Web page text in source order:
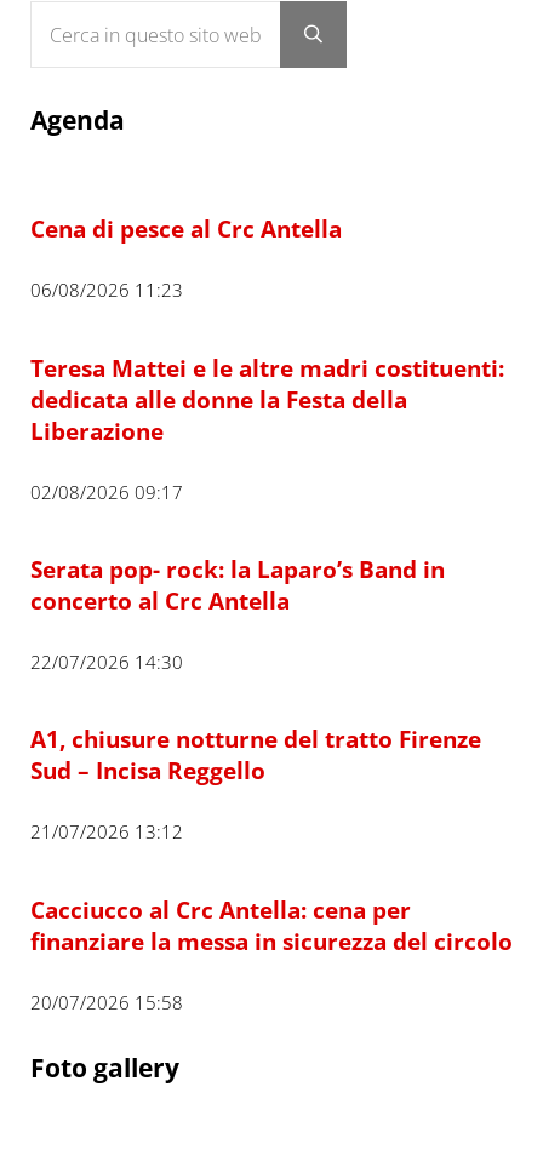
Submit search
Agenda
Cena di pesce al Crc Antella
06/08/2026 11:23
Teresa Mattei e le altre madri costituenti:
dedicata alle donne la Festa della
Liberazione
02/08/2026 09:17
Serata pop- rock: la Laparo’s Band in
concerto al Crc Antella
22/07/2026 14:30
A1, chiusure notturne del tratto Firenze
Sud – Incisa Reggello
21/07/2026 13:12
Cacciucco al Crc Antella: cena per
finanziare la messa in sicurezza del circolo
20/07/2026 15:58
Foto gallery